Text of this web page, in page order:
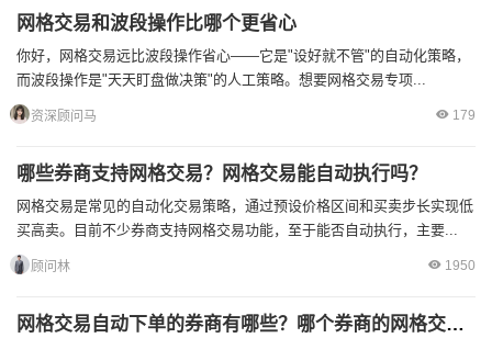
网格交易和波段操作比哪个更省心
你好，网格交易远比波段操作省心——它是"设好就不管"的自动化策略，
而波段操作是"天天盯盘做决策"的人工策略。想要网格交易专项...
资深顾问马 179
哪些券商支持网格交易？网格交易能自动执行吗？
网格交易是常见的自动化交易策略，通过预设价格区间和买卖步长实现低
买高卖。目前不少券商支持网格交易功能，至于能否自动执行，主要...
顾问林 1950
网格交易自动下单的券商有哪些？哪个券商的网格交易最智能？